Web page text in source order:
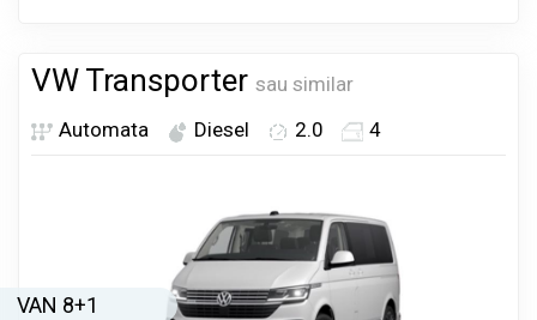
VW Transporter sau similar
Automata
Diesel 2.0 4
VAN 8+1